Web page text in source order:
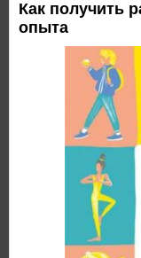
Как получить
опыта